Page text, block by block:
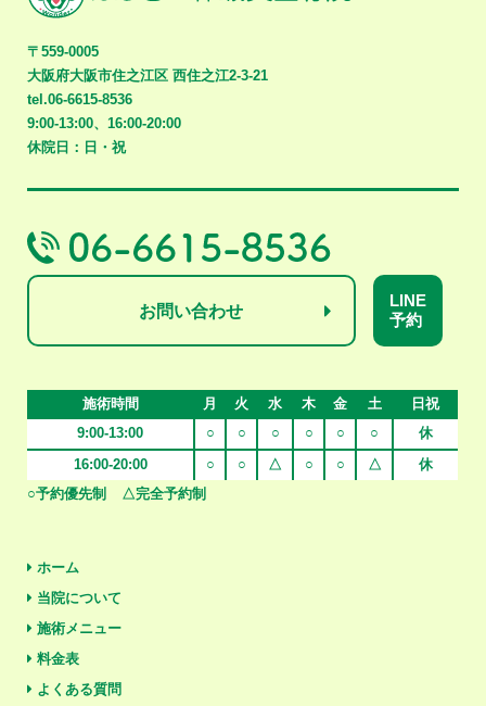
〒559-0005
大阪府大阪市住之江区 西住之江2-3-21
tel.06-6615-8536
9:00-13:00、16:00-20:00
休院日：日・祝
お問い合わせ
LINE
予約
施術時間 月 火 水 木 金 土
日祝
9:00-13:00
○ ○ ○ ○ ○ ○ 休
16:00-20:00 ○ ○ △ ○ ○ △
休
○予約優先制
△完全予約制
ホーム
当院について
施術メニュー
料金表
よくある質問